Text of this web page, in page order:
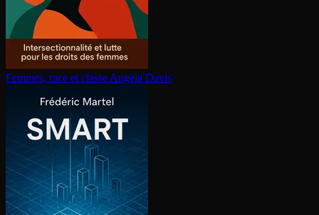
Femmes, race et classe Angela Davis